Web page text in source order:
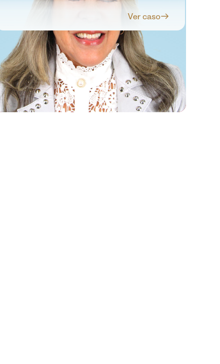
Ver caso